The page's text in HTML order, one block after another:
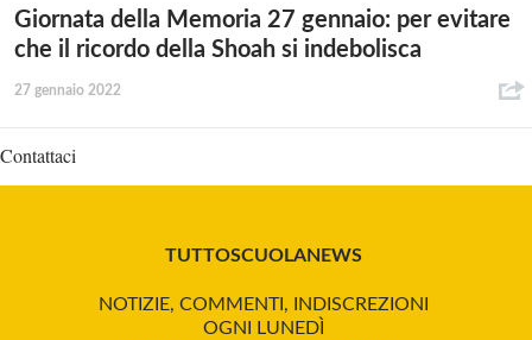
Giornata della Memoria 27 gennaio: per evitare
che il ricordo della Shoah si indebolisca
27 gennaio 2022
Contattaci
TUTTOSCUOLANEWS
NOTIZIE, COMMENTI, INDISCREZIONI
OGNI LUNEDÌ